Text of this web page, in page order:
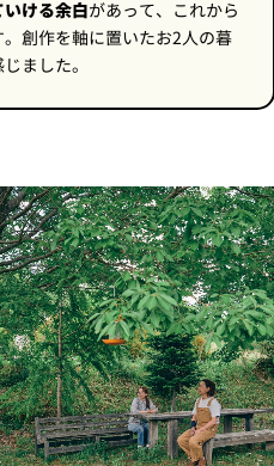
ける余白があって、これから
創作を軸に置いたお2人の暮
ました。